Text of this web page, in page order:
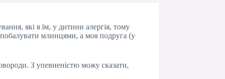
які я їм, у дитини алергія, тому
млинцями, а моя подруга (у
З упевненістю можу сказати,